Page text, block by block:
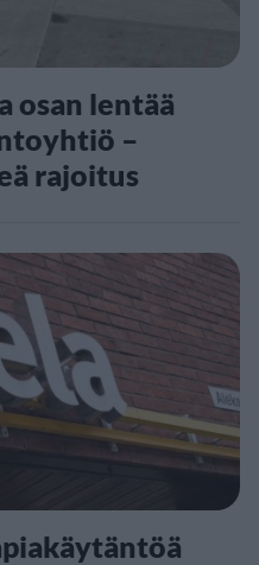
osan lentää
–
rajoitus